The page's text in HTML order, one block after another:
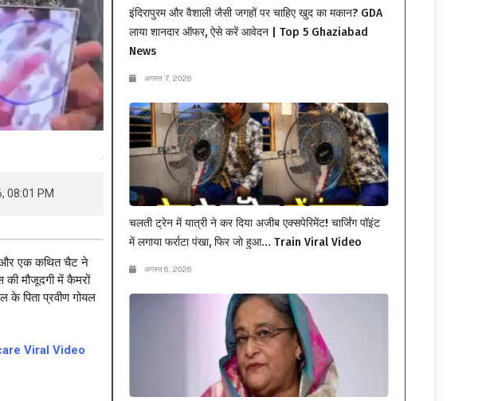
08:01 PM
और एक कथित चैट ने
की मौजूदगी में कैमरों
के पिता प्रवीण गोयल
Viral Video
इंदिरापुरम और वैशाली जैसी जगहों पर चाहिए खुद का मकान? GDA
लाया शानदार ऑफर, ऐसे करें आवेदन | Top 5 Ghaziabad
News
अगस्त 7, 2026
चलती ट्रेन में यात्री ने कर दिया अजीब एक्सपेरिमेंट! चार्जिंग पॉइंट
में लगाया फर्राटा पंखा, फिर जो हुआ… Train Viral Video
अगस्त 6, 2026